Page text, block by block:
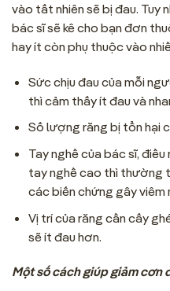
vào tất nhiên sẽ bị đau. Tuy
bác sĩ sẽ kê cho bạn đơn
hay ít còn phụ thuộc vào
Sức chịu đau của mỗi
thì cảm thấy ít đau và
Số lượng răng bị tổn hại
Tay nghề của bác sĩ,
tay nghề cao thì thường
các biến chứng gây viêm
Vị trí của răng cần cấy
sẽ ít đau hơn.
Một số cách giúp giảm cơn